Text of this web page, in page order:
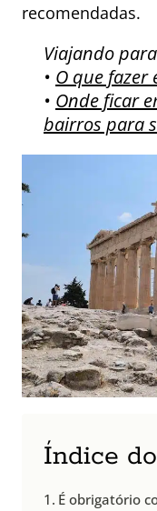
recomendadas.
Viajando
• O que fazer
• Onde ficar
bairros para
Índice
É obrigatório